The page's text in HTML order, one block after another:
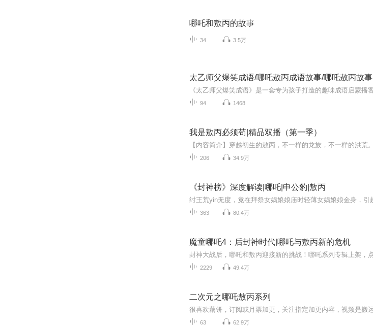
哪吒和敖丙的故事
34 3.5万
太乙师父爆笑成语/哪吒敖丙成语故事/哪吒敖丙故事
94 1468
我是敖丙必须苟|精品双播（第一季）
206 34.9万
《封神榜》深度解读|哪吒|申公豹|敖丙
363 80.4万
魔童哪吒4：后封神时代|哪吒与敖丙新的危机
2229 49.4万
二次元之哪吒敖丙系列
63 62.9万